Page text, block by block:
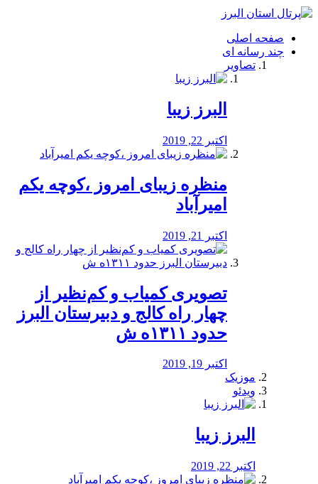
فصد
شرق
تهران
خشکشویی
صفحه اصلی
چند رسانه ای
تصاویر
البرز زیبا
اکتبر 22, 2019
منظره‌‌ زیبای امروز ،کوچه یکم
امیرآباد
اکتبر 21, 2019
️تصویری کمیاب و کم‌نظیر از
چهار راه كالج و دبيرستان البرز
حدود ۱۳۱۱ه ش
اکتبر 19, 2019
موزیک
ویدئو
البرز زیبا
اکتبر 22, 2019